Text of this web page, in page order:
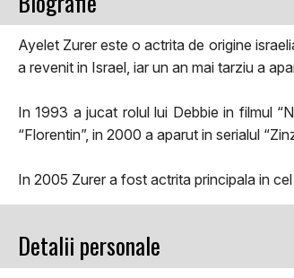
Ayelet Zurer este o actrita de origine
a revenit in Israel, iar un an mai tarziu a
In 1993 a jucat rolul lui Debbie in filmul
“Florentin”, in 2000 a aparut in serialul
In 2005 Zurer a fost actrita principala in
Detalii personale